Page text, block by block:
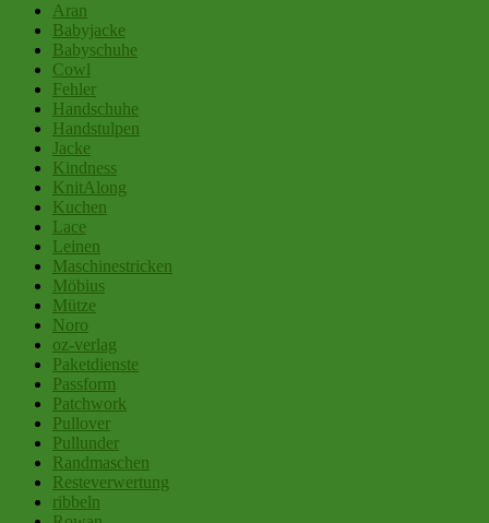
Aran
Babyjacke
Babyschuhe
Cowl
Fehler
Handschuhe
Handstulpen
Jacke
Kindness
KnitAlong
Kuchen
Lace
Leinen
Maschinestricken
Möbius
Mütze
Noro
oz-verlag
Paketdienste
Passform
Patchwork
Pullover
Pullunder
Randmaschen
Resteverwertung
ribbeln